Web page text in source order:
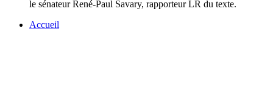
le sénateur René-Paul Savary, rapporteur LR du texte.
Accueil